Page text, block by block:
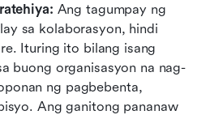
Ang tagumpay ng
sa kolaborasyon, hindi
Ituring ito bilang isang
buong organisasyon na nag-
Ang ganitong pananaw